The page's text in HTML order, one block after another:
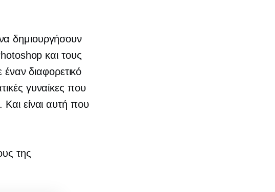
δημιουργήσουν
και τους
διαφορετικό
γυναίκες που
είναι αυτή που
της